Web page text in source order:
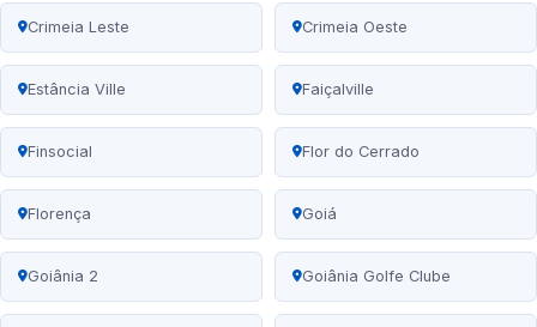
Crimeia Leste Crimeia Oeste
Estância Ville Faiçalville
Finsocial Flor do Cerrado
Florença Goiá
Goiânia 2 Goiânia Golfe Clube